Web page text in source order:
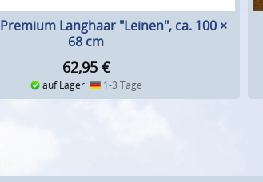
Langhaar "Leinen", ca. 100 ×
68 cm
62,95 €
auf Lager 1-3 Tage